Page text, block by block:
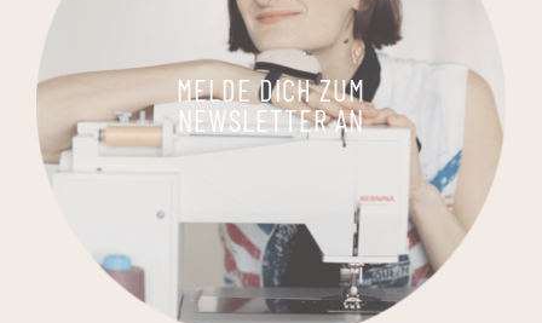
MELDE DICH ZUM
NEWSLETTER AN